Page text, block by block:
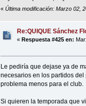
« Última modificación: Marzo 02,
Re:QUIQUE Sánchez
«Respuesta #425 en:
Le pediría que dejase ya de
necesarios en los partidos
problema menos para el club.
Si quieren la temporada que